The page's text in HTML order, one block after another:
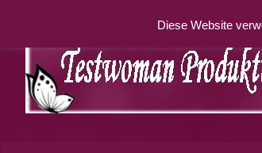
springen
Diese Website